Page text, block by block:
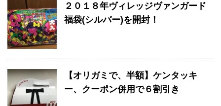
２０１８年ヴィレッジヴァンガード
福袋(シルバー)を開封！
【オリガミで、半額】ケンタッキ
ー、クーポン併用で６割引き